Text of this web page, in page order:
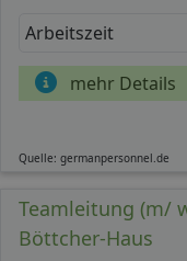
Arbeitszeit
mehr Details
Quelle: germanpersonnel.de
Teamleitung (m/
Böttcher-Haus